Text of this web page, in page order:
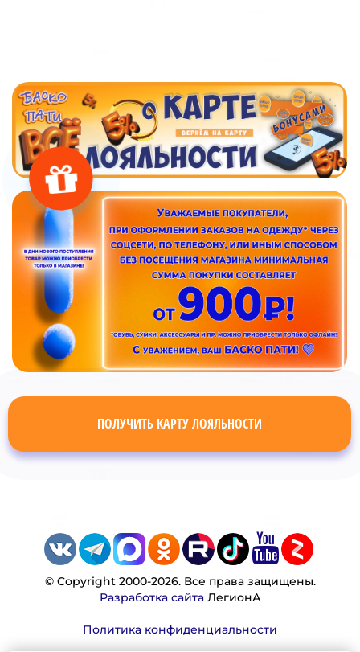
ПОЛУЧИТЬ КАРТУ ЛОЯЛЬНОСТИ
© Copyright 2000-2026. Все права защищены.
Разработка сайтаЛегионА
Политика конфиденциальности